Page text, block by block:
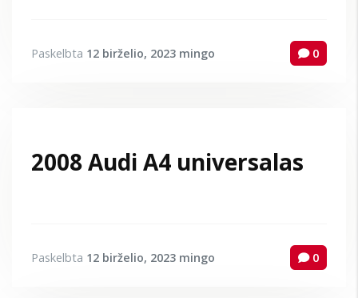
Paskelbta 12 birželio, 2023 mingo 0
2008 Audi A4 universalas
Paskelbta 12 birželio, 2023 mingo 0